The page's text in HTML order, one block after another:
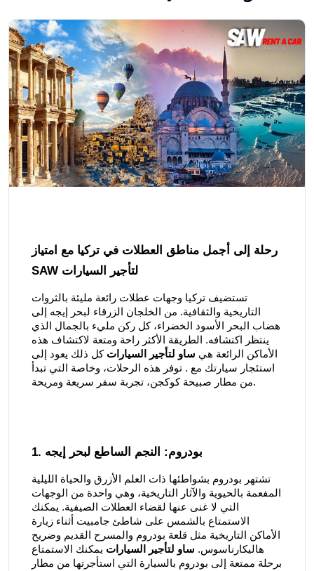
رحلة إلى أجمل مناطق العطلات في تركيا مع امتياز
SAW لتأجير السيارات
تستضيف تركيا وجهات عطلات رائعة مليئة بالثروات
التاريخية والثقافية. من الخلجان الزرقاء لبحر إيجه إلى
هضاب البحر الأسود الخضراء، كل ركن مليء بالجمال الذي
ينتظر اكتشافه. الطريقة الأكثر راحة ومتعة لاكتشاف هذه
الأماكن الرائعة هي ساو لتأجير السيارات كل ذلك يعود إلى
استئجار سيارتك مع . توفر هذه الرحلات، وخاصة التي تبدأ
من مطار صبيحة كوكجن، تجربة سفر سريعة ومريحة.
1. بودروم: النجم الساطع لبحر إيجه
تشتهر بودروم بشواطئها ذات العلم الأزرق والحياة الليلية
المفعمة بالحيوية والآثار التاريخية، وهي واحدة من الوجهات
التي لا غنى عنها لقضاء العطلات الصيفية. يمكنك
الاستمتاع بالشمس على شاطئ جامبيت أثناء زيارة
الأماكن التاريخية مثل قلعة بودروم والمسرح القديم وضريح
هاليكارناسوس. ساو لتأجير السيارات يمكنك الاستمتاع
برحلة ممتعة إلى بودروم بالسيارة التي استأجرتها من مطار